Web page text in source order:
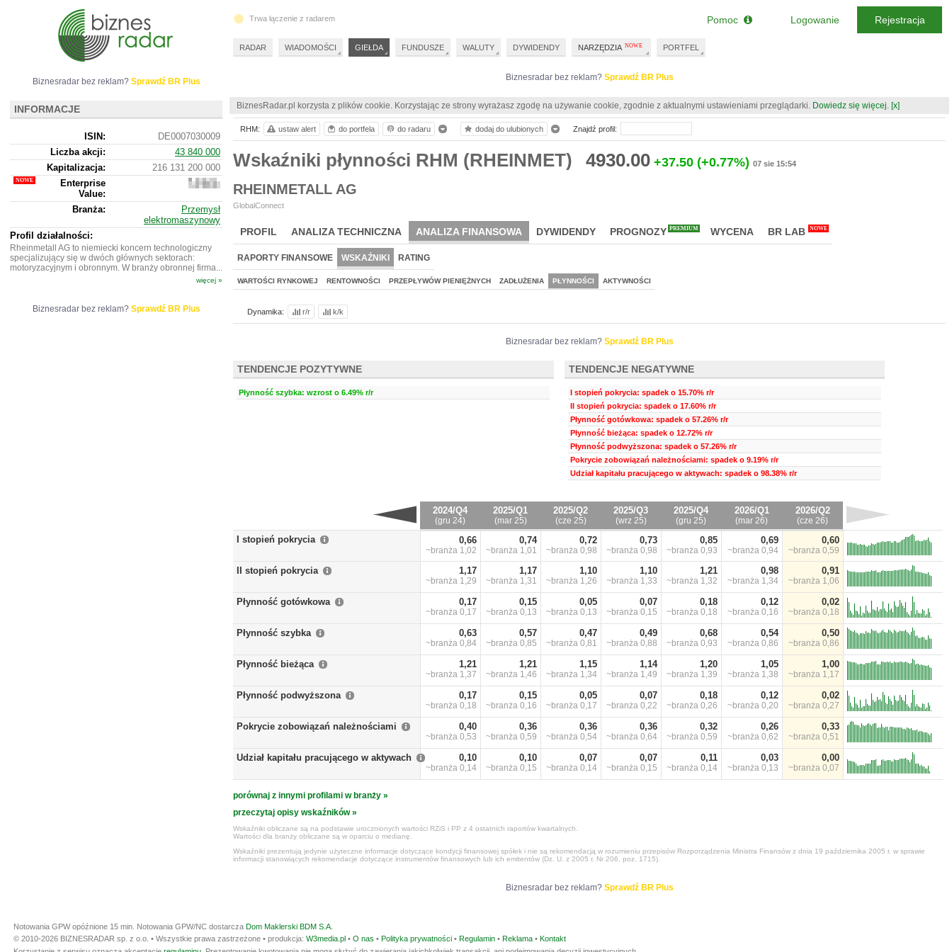
Biznesradar bez reklam? Sprawdź BR Plus
BiznesRadar.pl korzysta z plików cookie. Korzystając ze strony wyrażasz zgodę na używanie cookie, zgodnie z aktualnymi ustawieniami przeglądarki. Dowiedz się więcej. [x]
Wskaźniki płynności RHM (RHEINMET) 4930.00 +37.50 (+0.77%) 07 sie 15:54
RHEINMETALL AG
GlobalConnect
PROFIL ANALIZA TECHNICZNA ANALIZA FINANSOWA DYWIDENDY PROGNOZY PREMIUM WYCENA BR LAB NOWE
RAPORTY FINANSOWE WSKAŹNIKI RATING
WARTOŚCI RYNKOWEJ RENTOWNOŚCI PRZEPŁYWÓW PIENIĘŻNYCH ZADŁUŻENIA PŁYNNOŚCI AKTYWNOŚCI
Dynamika: r/r k/k
Biznesradar bez reklam? Sprawdź BR Plus
TENDENCJE POZYTYWNE
Płynność szybka: wzrost o 6.49% r/r
TENDENCJE NEGATYWNE
I stopień pokrycia: spadek o 15.70% r/r
II stopień pokrycia: spadek o 17.60% r/r
Płynność gotówkowa: spadek o 57.26% r/r
Płynność bieżąca: spadek o 12.72% r/r
Płynność podwyższona: spadek o 57.26% r/r
Pokrycie zobowiązań należnościami: spadek o 9.19% r/r
Udział kapitału pracującego w aktywach: spadek o 98.38% r/r
2024/Q4
(gru 24)
2025/Q1
(mar 25)
2025/Q2
(cze 25)
2025/Q3
(wrz 25)
2025/Q4
(gru 25)
2026/Q1
(mar 26)
2026/Q2
(cze 26)
I stopień pokrycia 0,66
~branża 1,02
0,74
~branża 1,01
0,72
~branża 0,98
0,73
~branża 0,98
0,85
~branża 0,93
0,69
~branża 0,94
0,60
~branża 0,59
II stopień pokrycia 1,17
~branża 1,29
1,17
~branża 1,31
1,10
~branża 1,26
1,10
~branża 1,33
1,21
~branża 1,32
0,98
~branża 1,34
0,91
~branża 1,06
Płynność gotówkowa 0,17
~branża 0,17
0,15
~branża 0,13
0,05
~branża 0,13
0,07
~branża 0,15
0,18
~branża 0,18
0,12
~branża 0,16
0,02
~branża 0,18
Płynność szybka 0,63
~branża 0,84
0,57
~branża 0,85
0,47
~branża 0,81
0,49
~branża 0,88
0,68
~branża 0,93
0,54
~branża 0,86
0,50
~branża 0,86
Płynność bieżąca 1,21
~branża 1,37
1,21
~branża 1,46
1,15
~branża 1,34
1,14
~branża 1,49
1,20
~branża 1,39
1,05
~branża 1,38
1,00
~branża 1,17
Płynność podwyższona 0,17
~branża 0,18
0,15
~branża 0,16
0,05
~branża 0,17
0,07
~branża 0,22
0,18
~branża 0,26
0,12
~branża 0,20
0,02
~branża 0,27
Pokrycie zobowiązań należnościami 0,40
~branża 0,53
0,36
~branża 0,59
0,36
~branża 0,54
0,36
~branża 0,64
0,32
~branża 0,59
0,26
~branża 0,62
0,33
~branża 0,51
Udział kapitału pracującego w aktywach 0,10
~branża 0,14
0,10
~branża 0,15
0,07
~branża 0,14
0,07
~branża 0,15
0,11
~branża 0,14
0,03
~branża 0,13
0,00
~branża 0,07
porównaj z innymi profilami w branży »
przeczytaj opisy wskaźników »
Wskaźniki obliczane są na podstawie urocznionych wartości RZiS i PP z 4 ostatnich raportów kwartalnych.
Wartości dla branży obliczane są w oparciu o medianę.
Wskaźniki prezentują jedynie użyteczne informacje dotyczące kondycji finansowej spółek i nie są rekomendacją w rozumieniu przepisów Rozporządzenia Ministra Finansów z dnia 19 października 2005 r. w sprawie
informacji stanowiących rekomendacje dotyczące instrumentów finansowych lub ich emitentów (Dz. U. z 2005 r. Nr 206, poz. 1715).
Biznesradar bez reklam? Sprawdź BR Plus
RHM: ustaw alert do portfela do radaru dodaj do ulubionych Znajdź profil:
Biznesradar bez reklam? Sprawdź BR Plus
INFORMACJE
ISIN:
DE0007030009
Liczba akcji:
43 840 000
Kapitalizacja:
216 131 200 000
Enterprise
Value:
227
024
900
Branża:
Przemysł
elektromaszynowy
Profil działalności:
Rheinmetall AG to niemiecki koncern technologiczny
specjalizujący się w dwóch głównych sektorach:
motoryzacyjnym i obronnym. W branży obronnej firma...
więcej »
Biznesradar bez reklam? Sprawdź BR Plus
Trwa łączenie z radarem
RADAR WIADOMOŚCI GIEŁDA FUNDUSZE WALUTY DYWIDENDY NARZĘDZIA PORTFEL
Pomoc Logowanie Rejestracja
Notowania GPW opóźnione 15 min. Notowania GPW/NC dostarcza Dom Maklerski BDM S.A.
© 2010-2026 BIZNESRADAR sp. z o.o. • Wszystkie prawa zastrzeżone • produkcja: W3media.pl • O nas • Polityka prywatności • Regulamin • Reklama • Kontakt